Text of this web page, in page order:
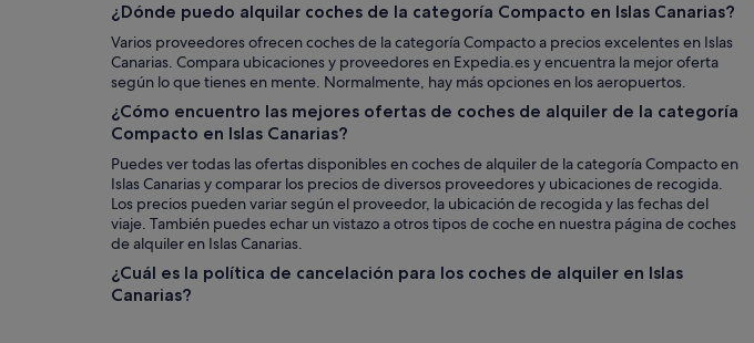
¿Dónde puedo alquilar coches de la categoría Compacto en Islas Canarias?
Varios proveedores ofrecen coches de la categoría Compacto a precios excelentes en Islas
Canarias. Compara ubicaciones y proveedores en Expedia.es y encuentra la mejor oferta
según lo que tienes en mente. Normalmente, hay más opciones en los aeropuertos.
¿Cómo encuentro las mejores ofertas de coches de alquiler de la categoría
Compacto en Islas Canarias?
Puedes ver todas las ofertas disponibles en coches de alquiler de la categoría Compacto en
Islas Canarias y comparar los precios de diversos proveedores y ubicaciones de recogida.
Los precios pueden variar según el proveedor, la ubicación de recogida y las fechas del
viaje. También puedes echar un vistazo a otros tipos de coche en nuestra página de coches
de alquiler en Islas Canarias.
¿Cuál es la política de cancelación para los coches de alquiler en Islas
Canarias?